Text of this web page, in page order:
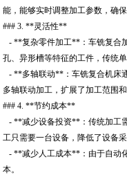
能，能够实时调整加工参数，确保
### 3. **灵活性**
- **复杂零件加工**：车铣复合
孔、异形槽等特征的工件，传统
- **多轴联动**：车铣复合机床
多轴联动加工，扩展了加工范围和
### 4. **节约成本**
- **减少设备投资**：传统加工
工只需要一台设备，降低了设备采
- **减少人工成本**：由于自动
本。